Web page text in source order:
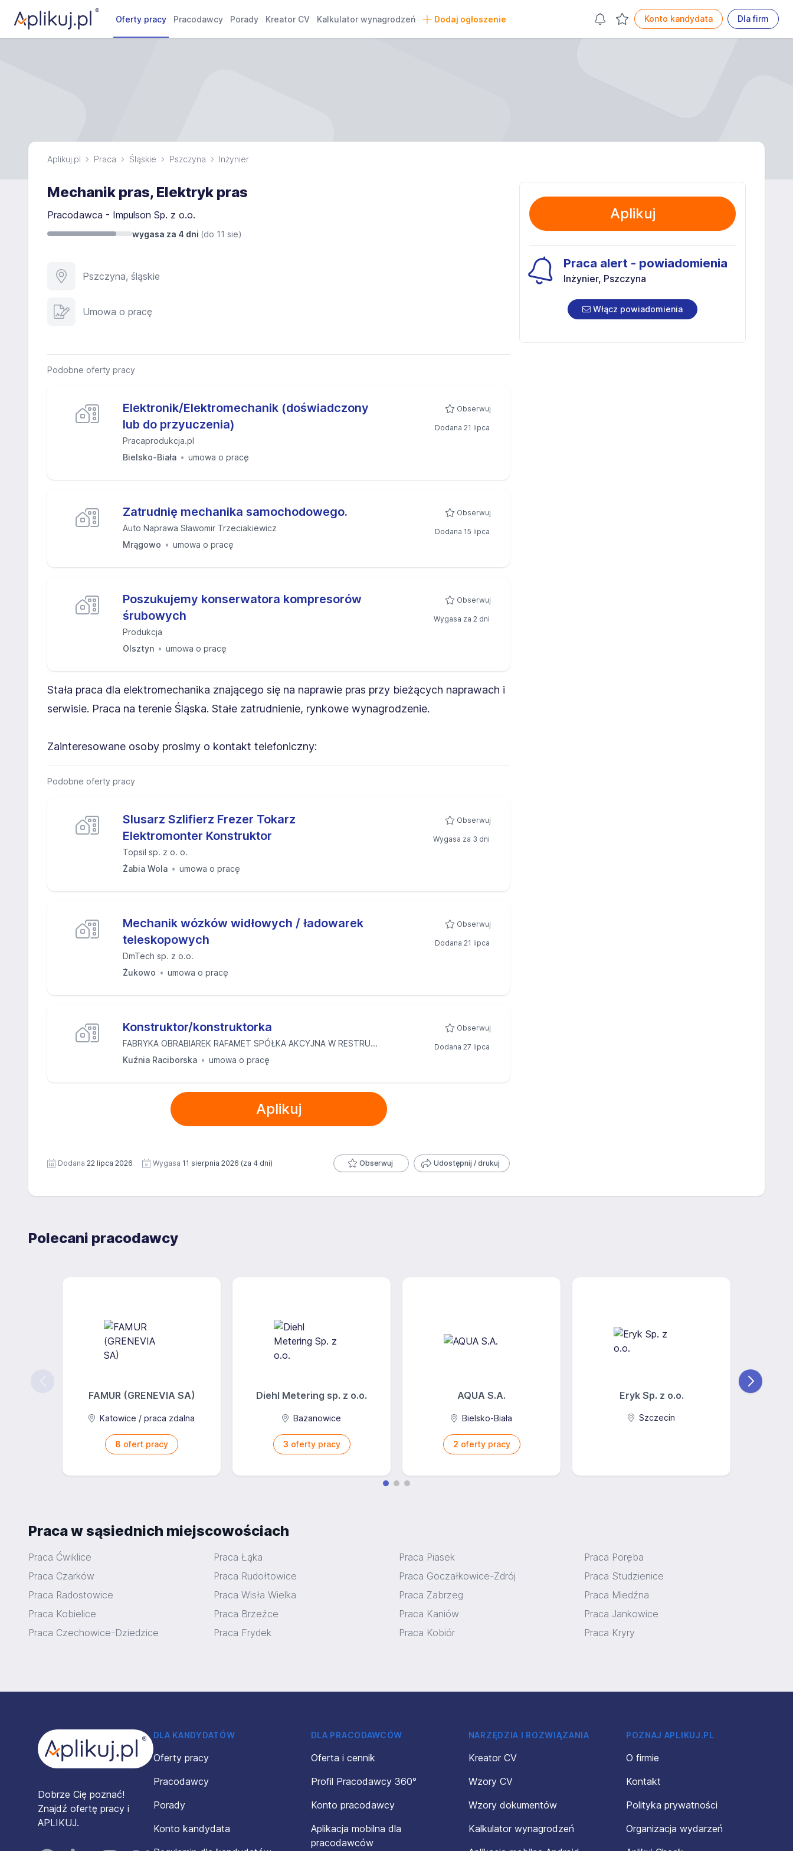
Oferty pracy Pracodawcy Porady Kreator CV Kalkulator wynagrodzeń Dodaj ogłoszenie Konto kandydata Dla firm
Aplikuj.pl Praca Śląskie Pszczyna Inżynier
Mechanik pras, Elektryk pras
Pracodawca - Impulson Sp. z o.o.
wygasa za 4 dni (do 11 sie)
Pszczyna, śląskie
Umowa o pracę
Podobne oferty pracy
Elektronik/Elektromechanik (doświadczony
lub do przyuczenia)
Pracaprodukcja.pl
Bielsko-Biała
umowa o pracę
Obserwuj
Dodana 21 lipca
Zatrudnię mechanika samochodowego.
Auto Naprawa Sławomir Trzeciakiewicz
Mrągowo
umowa o pracę
Obserwuj
Dodana 15 lipca
Poszukujemy konserwatora kompresorów
śrubowych
Produkcja
Olsztyn
umowa o pracę
Obserwuj
Wygasa za 2 dni
Stała praca dla elektromechanika znającego się na naprawie pras przy bieżących naprawach i
serwisie. Praca na terenie Śląska. Stałe zatrudnienie, rynkowe wynagrodzenie.
Zainteresowane osoby prosimy o kontakt telefoniczny:
Podobne oferty pracy
Slusarz Szlifierz Frezer Tokarz
Elektromonter Konstruktor
Topsil sp. z o. o.
Żabia Wola
umowa o pracę
Obserwuj
Wygasa za 3 dni
Mechanik wózków widłowych / ładowarek
teleskopowych
DmTech sp. z o.o.
Żukowo
umowa o pracę
Obserwuj
Dodana 21 lipca
Konstruktor/konstruktorka
FABRYKA OBRABIAREK RAFAMET SPÓŁKA AKCYJNA W RESTRU...
Kuźnia Raciborska
umowa o pracę
Obserwuj
Dodana 27 lipca
Aplikuj
Dodana 22 lipca 2026 Wygasa 11 sierpnia 2026 (za 4 dni) Obserwuj Udostępnij / drukuj
Aplikuj
Praca alert - powiadomienia
Inżynier, Pszczyna
Włącz powiadomienia
Polecani pracodawcy
FAMUR (GRENEVIA SA)
Katowice / praca zdalna
8 ofert pracy
Diehl Metering sp. z o.o.
Bażanowice
3 oferty pracy
AQUA S.A.
Bielsko-Biała
2 oferty pracy
Eryk Sp. z o.o.
Szczecin
Praca w sąsiednich miejscowościach
Praca Ćwiklice Praca Łąka Praca Piasek
Praca Poręba
Praca Czarków
Praca Rudołtowice Praca Goczałkowice-Zdrój
Praca Studzienice
Praca Radostowice
Praca Wisła Wielka Praca Zabrzeg
Praca Miedźna
Praca Kobielice
Praca Brzeźce Praca Kaniów
Praca Jankowice
Praca Czechowice-Dziedzice
Praca Frydek Praca Kobiór Praca Kryry
Dobrze Cię poznać!
Znajdź ofertę pracy i
APLIKUJ.
DLA KANDYDATÓW
Oferty pracy
Pracodawcy
Porady
Konto kandydata
DLA PRACODAWCÓW
Oferta i cennik
Profil Pracodawcy 360°
Konto pracodawcy
Aplikacja mobilna dla
pracodawców
NARZĘDZIA I ROZWIĄZANIA
Kreator CV
Wzory CV
Wzory dokumentów
Kalkulator wynagrodzeń
POZNAJ APLIKUJ.PL
O firmie
Kontakt
Polityka prywatności
Organizacja wydarzeń